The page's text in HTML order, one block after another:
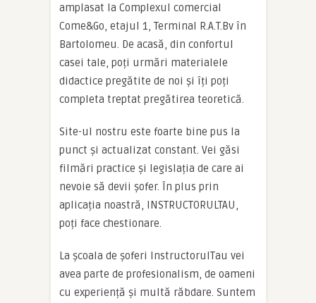
amplasat la Complexul comercial
Come&Go, etajul 1, Terminal R.A.T.Bv în
Bartolomeu. De acasă, din confortul
casei tale, poți urmări materialele
didactice pregătite de noi și îți poți
completa treptat pregătirea teoretică.
Site-ul nostru este foarte bine pus la
punct și actualizat constant. Vei găsi
filmări practice și legislația de care ai
nevoie să devii șofer. În plus prin
aplicația noastră, INSTRUCTORULTAU,
poți face chestionare.
La școala de șoferi InstructorulTau vei
avea parte de profesionalism, de oameni
cu experiență și multă răbdare. Suntem